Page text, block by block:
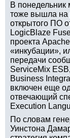
В
тоже вышла на
открытого ПО
LogicBlaze
проекта
«инкубации»,
передачи
ServiceMix
Business
включен еще
отвечающий
Execution
По словам
Уинстона